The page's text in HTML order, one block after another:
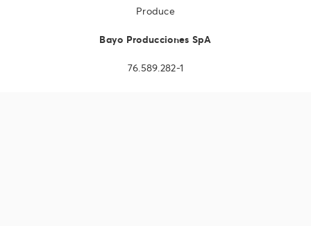
Produce
Bayo Producciones SpA
76.589.282-1